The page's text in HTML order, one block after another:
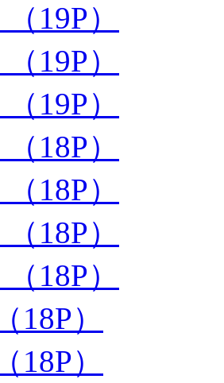
（19P）
（19P）
（19P）
（18P）
（18P）
（18P）
（18P）
（18P）
（18P）